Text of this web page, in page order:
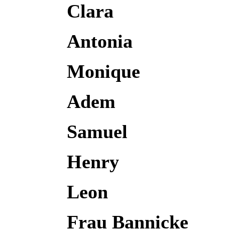
Clara
Antonia
Monique
Adem
Samuel
Henry
Leon
Frau Bannicke